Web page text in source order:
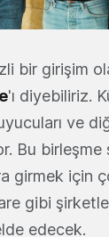
bir girişim
'ı diyebiliriz.
ve
Bu birleşme
girmek için
gibi
edecek.